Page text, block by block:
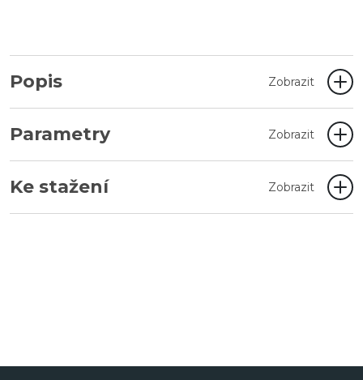
Popis Zobrazit
Parametry Zobrazit
Ke stažení Zobrazit